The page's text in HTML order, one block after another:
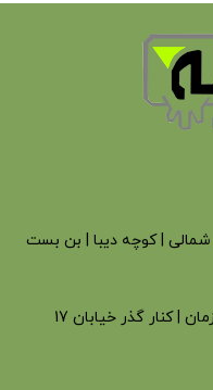
| کوچه دیبا | بن بست
همدان | بلوار بدیع الزمان | کنار گذر خیابان 17